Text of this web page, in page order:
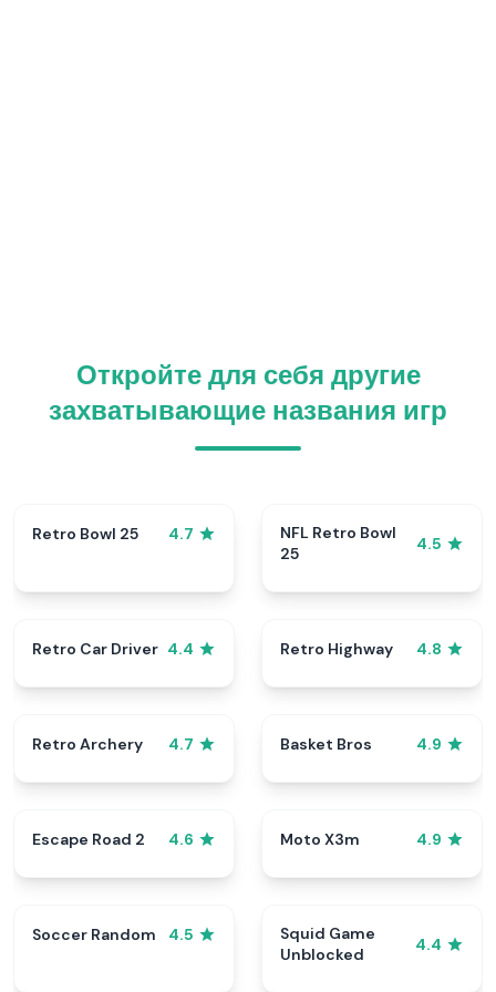
Откройте для себя другие
захватывающие названия игр
Retro Bowl 25 4.7
NFL Retro Bowl
25
4.5
Retro Car Driver 4.4 Retro Highway 4.8
Retro Archery 4.7 Basket Bros 4.9
Escape Road 2 4.6 Moto X3m 4.9
Soccer Random 4.5
Squid Game
Unblocked
4.4